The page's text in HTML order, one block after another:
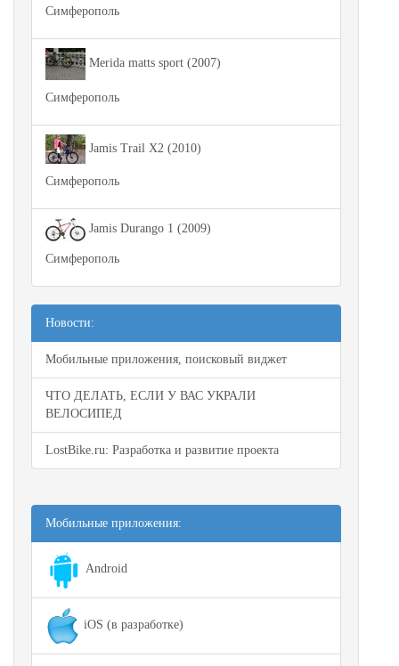
Симферополь
Merida matts sport (2007)
Симферополь
Jamis Trail X2 (2010)
Симферополь
Jamis Durango 1 (2009)
Симферополь
Новости:
Мобильные приложения, поисковый виджет
ЧТО ДЕЛАТЬ, ЕСЛИ У ВАС УКРАЛИ
ВЕЛОСИПЕД
LostBike.ru: Разработка и развитие проекта
Мобильные приложения:
Android
iOS (в разработке)